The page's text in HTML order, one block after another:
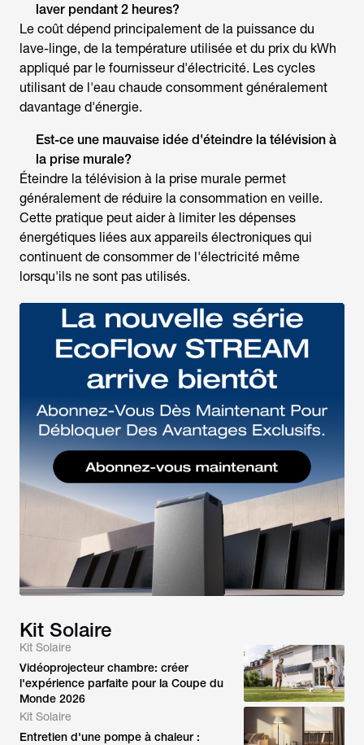
laver pendant 2 heures?
Le coût dépend principalement de la puissance du
lave-linge, de la température utilisée et du prix du kWh
appliqué par le fournisseur d'électricité. Les cycles
utilisant de l'eau chaude consomment généralement
davantage d'énergie.
Est-ce une mauvaise idée d'éteindre la télévision à
la prise murale?
Éteindre la télévision à la prise murale permet
généralement de réduire la consommation en veille.
Cette pratique peut aider à limiter les dépenses
énergétiques liées aux appareils électroniques qui
continuent de consommer de l'électricité même
lorsqu'ils ne sont pas utilisés.
Kit Solaire
Kit Solaire
Vidéoprojecteur chambre: créer
l'expérience parfaite pour la Coupe du
Monde 2026
Kit Solaire
Entretien d'une pompe à chaleur :